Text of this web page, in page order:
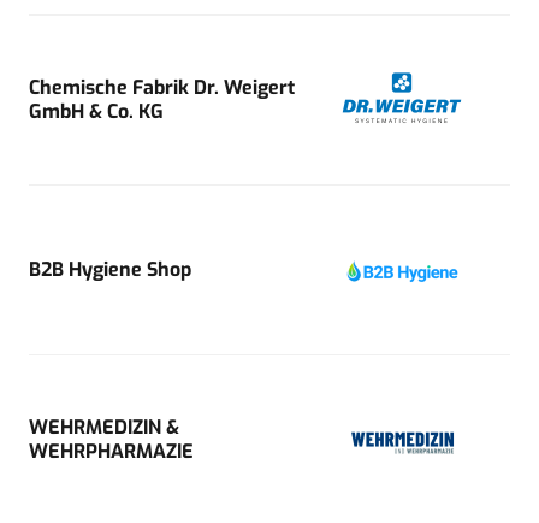
Chemische Fabrik Dr. Weigert
GmbH & Co. KG
B2B Hygiene Shop
WEHRMEDIZIN &
WEHRPHARMAZIE